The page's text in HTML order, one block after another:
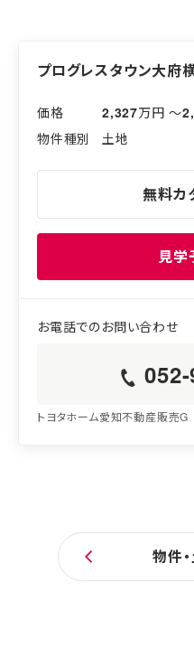
プログレスタウン大府
2,327万円 〜
土地
無料カ
見学
トヨタホーム愛知不動産販売G
物件